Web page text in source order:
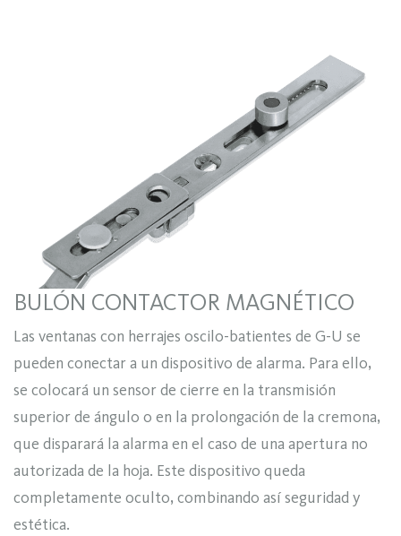
BULÓN CONTACTOR MAGNÉTICO
Las ventanas con herrajes oscilo-batientes de G-U se
pueden conectar a un dispositivo de alarma. Para ello,
se colocará un sensor de cierre en la transmisión
superior de ángulo o en la prolongación de la cremona,
que disparará la alarma en el caso de una apertura no
autorizada de la hoja. Este dispositivo queda
completamente oculto, combinando así seguridad y
estética.